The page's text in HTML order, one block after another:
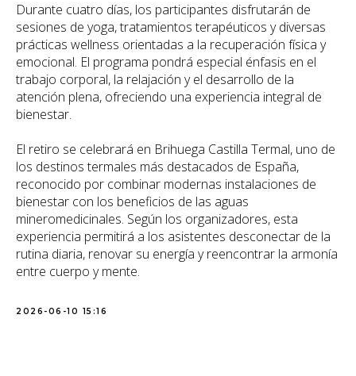
Durante cuatro días, los participantes disfrutarán de
sesiones de yoga, tratamientos terapéuticos y diversas
prácticas wellness orientadas a la recuperación física y
emocional. El programa pondrá especial énfasis en el
trabajo corporal, la relajación y el desarrollo de la
atención plena, ofreciendo una experiencia integral de
bienestar.
El retiro se celebrará en Brihuega Castilla Termal, uno de
los destinos termales más destacados de España,
reconocido por combinar modernas instalaciones de
bienestar con los beneficios de las aguas
mineromedicinales. Según los organizadores, esta
experiencia permitirá a los asistentes desconectar de la
rutina diaria, renovar su energía y reencontrar la armonía
entre cuerpo y mente.
2026-06-10 15:16